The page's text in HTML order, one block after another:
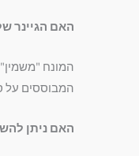
האם הגיינר
המבוססים על
האם ניתן